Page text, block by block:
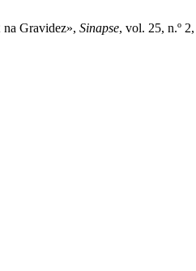
Gravidez», Sinapse, vol. 25, n.º